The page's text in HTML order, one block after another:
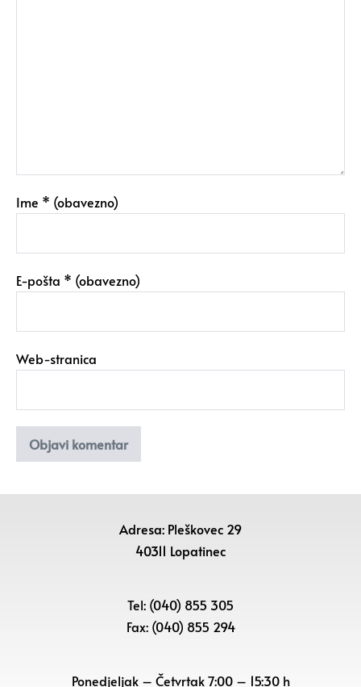
Ime * (obavezno)
E-pošta * (obavezno)
Web-stranica
Adresa: Pleškovec 29
40311 Lopatinec
Tel: (040) 855 305
Fax: (040) 855 294
Ponedjeljak – Četvrtak 7:00 – 15:30 h